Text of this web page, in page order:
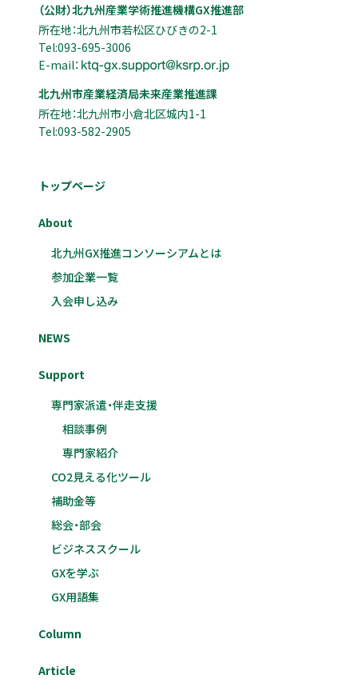
（公財）北九州産業学術推進機構GX推進部
所在地：北九州市若松区ひびきの2-1
Tel:093-695-3006
E-mail：
北九州市産業経済局未来産業推進課
所在地：北九州市小倉北区城内1-1
Tel:093-582-2905
トップページ
About
北九州GX推進コンソーシアムとは
参加企業一覧
入会申し込み
NEWS
Support
専門家派遣・伴走支援
相談事例
専門家紹介
CO2見える化ツール
補助金等
総会・部会
ビジネススクール
GXを学ぶ
GX用語集
Column
Article